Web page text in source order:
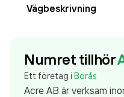
Vägbeskrivning
Numret tillhör
Ett företag i Borås
Acre AB är verksam